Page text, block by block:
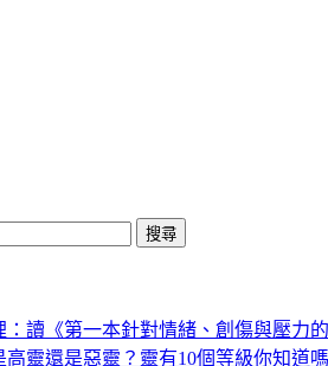
讀《第一本針對情緒、創傷與壓力
靈還是惡靈？靈有10個等級你知道